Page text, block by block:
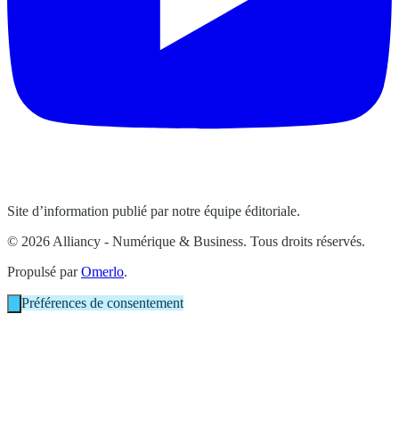
Site d’information publié par notre équipe éditoriale.
© 2026 Alliancy - Numérique & Business. Tous droits réservés.
Propulsé parOmerlo.
Préférences de consentement